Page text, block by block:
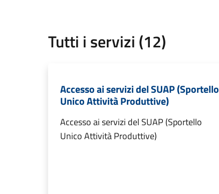
Tutti i servizi (12)
Accesso ai servizi del SUAP (Sportello
Unico Attività Produttive)
Accesso ai servizi del SUAP (Sportello
Unico Attività Produttive)